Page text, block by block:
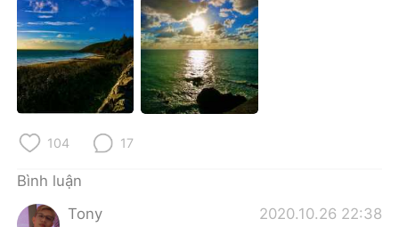
Deutsch 日本語
한국어 Русский
ไทย Indonesia
Italiano
Português
104 17
Bình luận
Tony
2020.10.26 22:38